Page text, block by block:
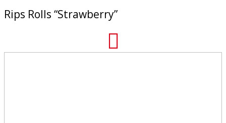
Rips Rolls “Strawberry”